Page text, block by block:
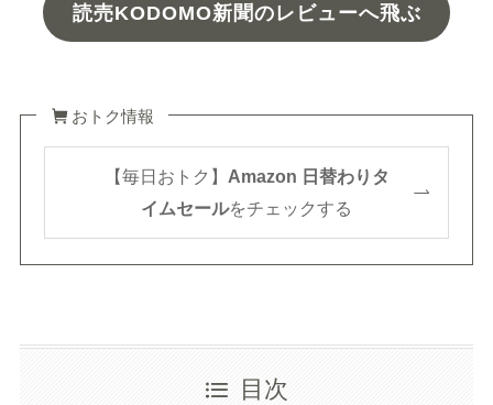
読売KODOMO新聞のレビューへ飛ぶ
おトク情報
【毎日おトク】 Amazon 日替わりタ
イムセールをチェックする
目次